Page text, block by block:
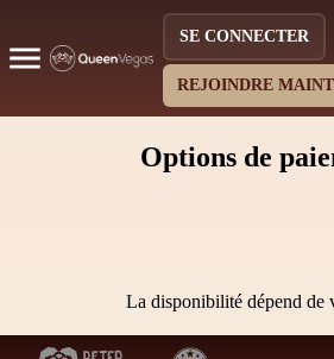
SE CONNECTER
REJOINDRE
Options de
La disponibilité dépend de